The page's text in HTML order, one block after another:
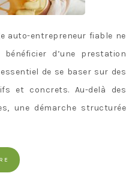
auto-entrepreneur fiable ne
d’une prestation
de se baser sur des
et concrets. Au-delà des
une démarche structurée